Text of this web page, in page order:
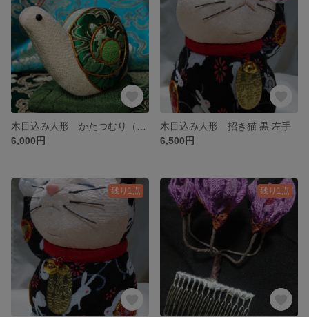
6,000円
木目込み人形 招き猫 黒 左手
6,500円
残り1点 残り1点